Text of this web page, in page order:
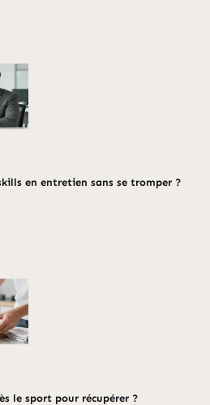
en entretien sans se tromper ?
le sport pour récupérer ?